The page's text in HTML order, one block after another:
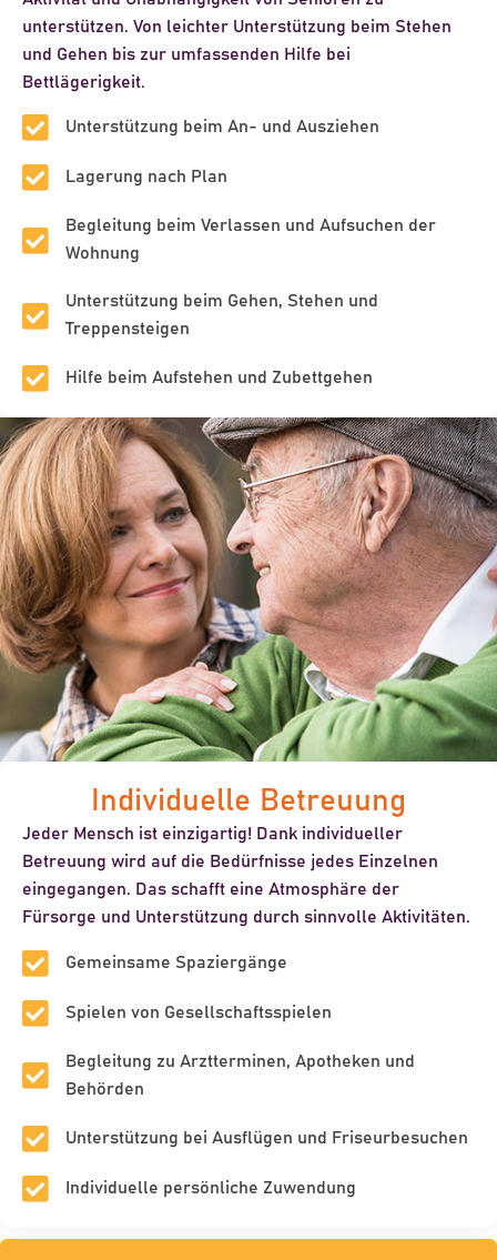
unterstützen. Von leichter Unterstützung beim Stehen
und Gehen bis zur umfassenden Hilfe bei
Bettlägerigkeit.
Unterstützung beim An- und Ausziehen
Lagerung nach Plan
Begleitung beim Verlassen und Aufsuchen der
Wohnung
Unterstützung beim Gehen, Stehen und
Treppensteigen
Hilfe beim Aufstehen und Zubettgehen
Individuelle Betreuung
Jeder Mensch ist einzigartig! Dank individueller
Betreuung wird auf die Bedürfnisse jedes Einzelnen
eingegangen. Das schafft eine Atmosphäre der
Fürsorge und Unterstützung durch sinnvolle Aktivitäten.
Gemeinsame Spaziergänge
Spielen von Gesellschaftsspielen
Begleitung zu Arztterminen, Apotheken und
Behörden
Unterstützung bei Ausflügen und Friseurbesuchen
Individuelle persönliche Zuwendung